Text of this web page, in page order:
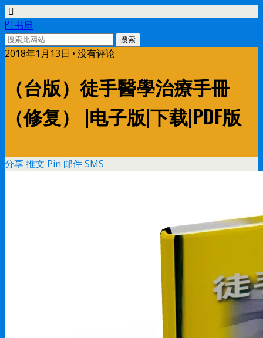
PT书屋
2018年1月13日 • 没有评论
（台版）徒手醫學治療手冊
（修复） |电子版|下载|PDF版
分享推文 Pin 邮件SMS